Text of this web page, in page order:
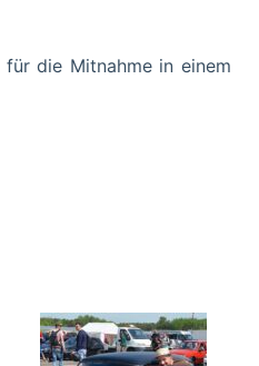
für die Mitnahme in einem